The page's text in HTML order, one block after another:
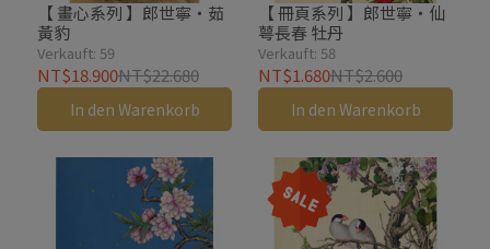
【 畫心系列 】郎世寧・茹
黃豹
Verkauft: 59
NT$18.900NT$22.680
In den Warenkorb
【 冊頁系列 】郎世寧・仙
萼長春 牡丹
Verkauft: 58
NT$1.680NT$2.600
In den Warenkorb